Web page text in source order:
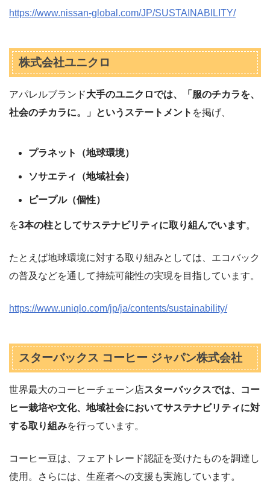
https://www.nissan-global.com/JP/SUSTAINABILITY/
株式会社ユニクロ
アパレルブランド大手のユニクロでは、「服のチカラを、
社会のチカラに。」というステートメント を掲げ、
プラネット（地球環境）
ソサエティ（地域社会）
ピープル（個性）
を3本の柱としてサステナビリティに取り組んでいます。
たとえば地球環境に対する取り組みとしては、エコバック
の普及などを通して持続可能性の実現を目指しています。
https://www.uniqlo.com/jp/ja/contents/sustainability/
スターバックス コーヒー ジャパン株式会社
世界最大のコーヒーチェーン店スターバックスでは、コー
ヒー栽培や文化、地域社会においてサステナビリティに対
する取り組みを行っています。
コーヒー豆は、フェアトレード認証を受けたものを調達し
使用。さらには、生産者への支援も実施しています。